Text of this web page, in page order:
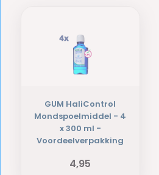
GUM HaliControl
Mondspoelmiddel - 4
x 300 ml -
Voordeelverpakking
4,95